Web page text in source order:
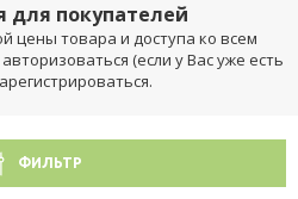
покупателей
цены товара и доступа ко всем
(если у Вас уже есть
ФИЛЬТР